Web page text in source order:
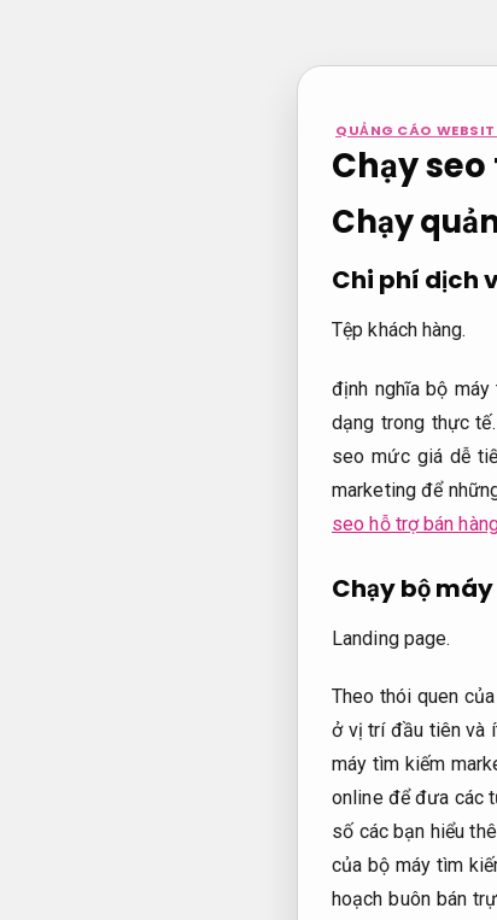
QUẢNG CÁO
Chạy
Chạy
Chi phí dịch
Tệp khách hàng.
định nghĩa bộ
dạng trong thực
seo mức giá dễ
marketing để
seo hỗ trợ bán
Chạy bộ
Landing page.
Theo thói quen
ở vị trí đầu tiên và
máy tìm kiếm
online để đưa các
số các bạn hiểu
của bộ máy tìm
hoạch buôn bán